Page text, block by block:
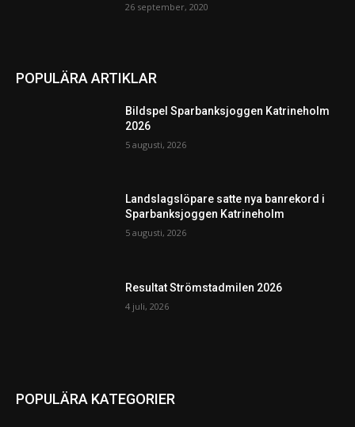
26 september, 2020
POPULÄRA ARTIKLAR
Bildspel Sparbanksjoggen Katrineholm
2026
5 augusti, 2026
Landslagslöpare satte nya banrekord i
Sparbanksjoggen Katrineholm
5 augusti, 2026
Resultat Strömstadmilen 2026
4 juli, 2026
POPULÄRA KATEGORIER